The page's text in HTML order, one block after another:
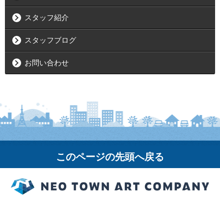
スタッフ紹介
スタッフブログ
お問い合わせ
このページの先頭へ戻る